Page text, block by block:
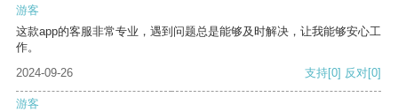
游客
这款app的客服非常专业，遇到问题总是能够及时解决，让我能够安心工
作。
2024-09-26
支持[0] 反对[0]
游客